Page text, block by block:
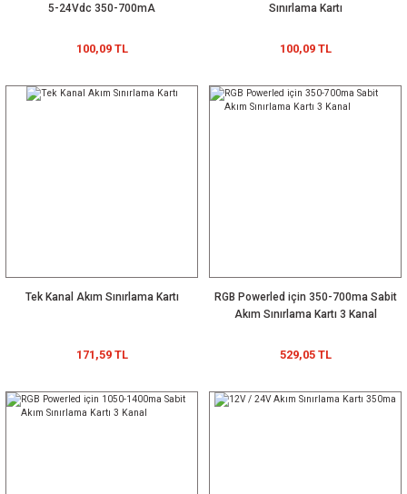
5-24Vdc 350-700mA
100,09 TL
Sınırlama Kartı
100,09 TL
Tek Kanal Akım Sınırlama Kartı
171,59 TL
RGB Powerled için 350-700ma Sabit
Akım Sınırlama Kartı 3 Kanal
529,05 TL